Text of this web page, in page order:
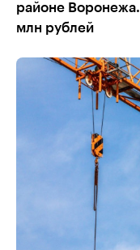
районе
млн рублей